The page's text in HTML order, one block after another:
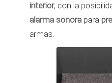
interior, con la
alarma sonora para
armas.